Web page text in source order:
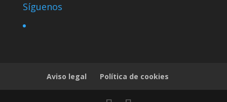
Síguenos
Aviso legal Política de cookies